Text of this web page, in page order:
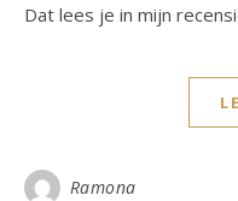
Dat lees je in mijn
Ramona